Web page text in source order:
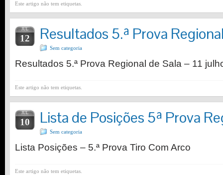
Este artigo não tem etiquetas.
JUL
12 Resultados 5.ª Prova
Sem categoria
Resultados 5.ª Prova Regional de Sala – 11
Este artigo não tem etiquetas.
JUL
10 Lista de Posições 5ª Prova
Sem categoria
Lista Posições – 5.ª Prova Tiro Com Arco
Este artigo não tem etiquetas.